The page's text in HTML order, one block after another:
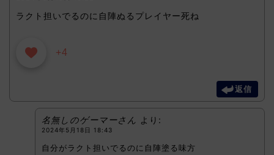
ラクト担いでるのに自陣ぬるプレイヤー死ね
+4
返信
名無しのゲーマーさん より:
2024年5月18日 18:43
自分がラクト担いでるのに自陣塗る味方